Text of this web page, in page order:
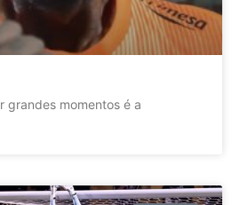
grandes momentos é a